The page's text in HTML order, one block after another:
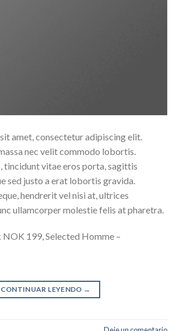
amet, consectetur adipiscing elit.
nec velit commodo lobortis.
tincidunt vitae eros porta, sagittis
sed justo a erat lobortis gravida.
hendrerit vel nisi at, ultrices
ullamcorper molestie felis at pharetra.
199, Selected Homme –
CONTINUAR LEYENDO →